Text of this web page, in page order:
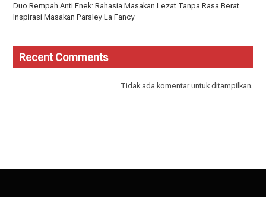
Duo Rempah Anti Enek: Rahasia Masakan Lezat Tanpa Rasa Berat
Inspirasi Masakan Parsley La Fancy
Recent Comments
Tidak ada komentar untuk ditampilkan.